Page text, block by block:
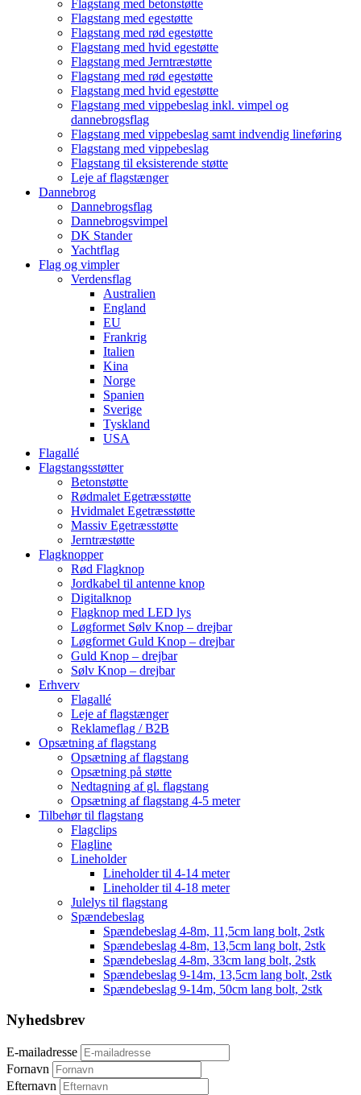
Flagstang med betonstøtte
Flagstang med egestøtte
Flagstang med rød egestøtte
Flagstang med hvid egestøtte
Flagstang med Jerntræstøtte
Flagstang med rød egestøtte
Flagstang med hvid egestøtte
Flagstang med vippebeslag inkl. vimpel og
dannebrogsflag
Flagstang med vippebeslag samt indvendig lineføring
Flagstang med vippebeslag
Flagstang til eksisterende støtte
Leje af flagstænger
Dannebrog
Dannebrogsflag
Dannebrogsvimpel
DK Stander
Yachtflag
Flag og vimpler
Verdensflag
Australien
England
EU
Frankrig
Italien
Kina
Norge
Spanien
Sverige
Tyskland
USA
Flagallé
Flagstangsstøtter
Betonstøtte
Rødmalet Egetræsstøtte
Hvidmalet Egetræsstøtte
Massiv Egetræsstøtte
Jerntræstøtte
Flagknopper
Rød Flagknop
Jordkabel til antenne knop
Digitalknop
Flagknop med LED lys
Løgformet Sølv Knop – drejbar
Løgformet Guld Knop – drejbar
Guld Knop – drejbar
Sølv Knop – drejbar
Erhverv
Flagallé
Leje af flagstænger
Reklameflag / B2B
Opsætning af flagstang
Opsætning af flagstang
Opsætning på støtte
Nedtagning af gl. flagstang
Opsætning af flagstang 4-5 meter
Tilbehør til flagstang
Flagclips
Flagline
Lineholder
Lineholder til 4-14 meter
Lineholder til 4-18 meter
Julelys til flagstang
Spændebeslag
Spændebeslag 4-8m, 11,5cm lang bolt, 2stk
Spændebeslag 4-8m, 13,5cm lang bolt, 2stk
Spændebeslag 4-8m, 33cm lang bolt, 2stk
Spændebeslag 9-14m, 13,5cm lang bolt, 2stk
Spændebeslag 9-14m, 50cm lang bolt, 2stk
Nyhedsbrev
E-mailadresse
Fornavn
Efternavn